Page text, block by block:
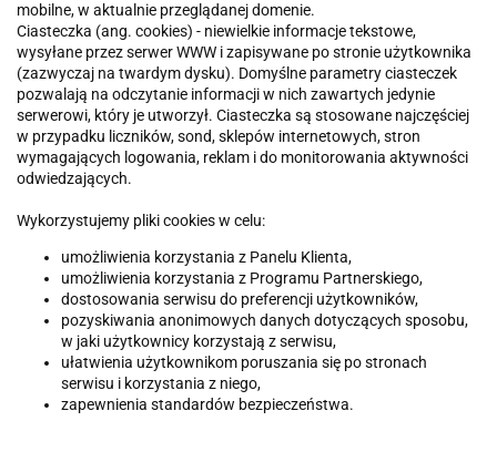
mobilne, w aktualnie przeglądanej domenie.
Ciasteczka (ang. cookies) - niewielkie informacje tekstowe,
wysyłane przez serwer WWW i zapisywane po stronie użytkownika
(zazwyczaj na twardym dysku). Domyślne parametry ciasteczek
pozwalają na odczytanie informacji w nich zawartych jedynie
serwerowi, który je utworzył. Ciasteczka są stosowane najczęściej
w przypadku liczników, sond, sklepów internetowych, stron
wymagających logowania, reklam i do monitorowania aktywności
odwiedzających.
Wykorzystujemy pliki cookies w celu:
umożliwienia korzystania z Panelu Klienta,
umożliwienia korzystania z Programu Partnerskiego,
dostosowania serwisu do preferencji użytkowników,
pozyskiwania anonimowych danych dotyczących sposobu,
w jaki użytkownicy korzystają z serwisu,
ułatwienia użytkownikom poruszania się po stronach
serwisu i korzystania z niego,
zapewnienia standardów bezpieczeństwa.